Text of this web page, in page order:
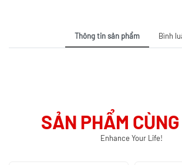
Thông tin sản phẩm Bình
SẢN PHẨM
Enhance Your Life!